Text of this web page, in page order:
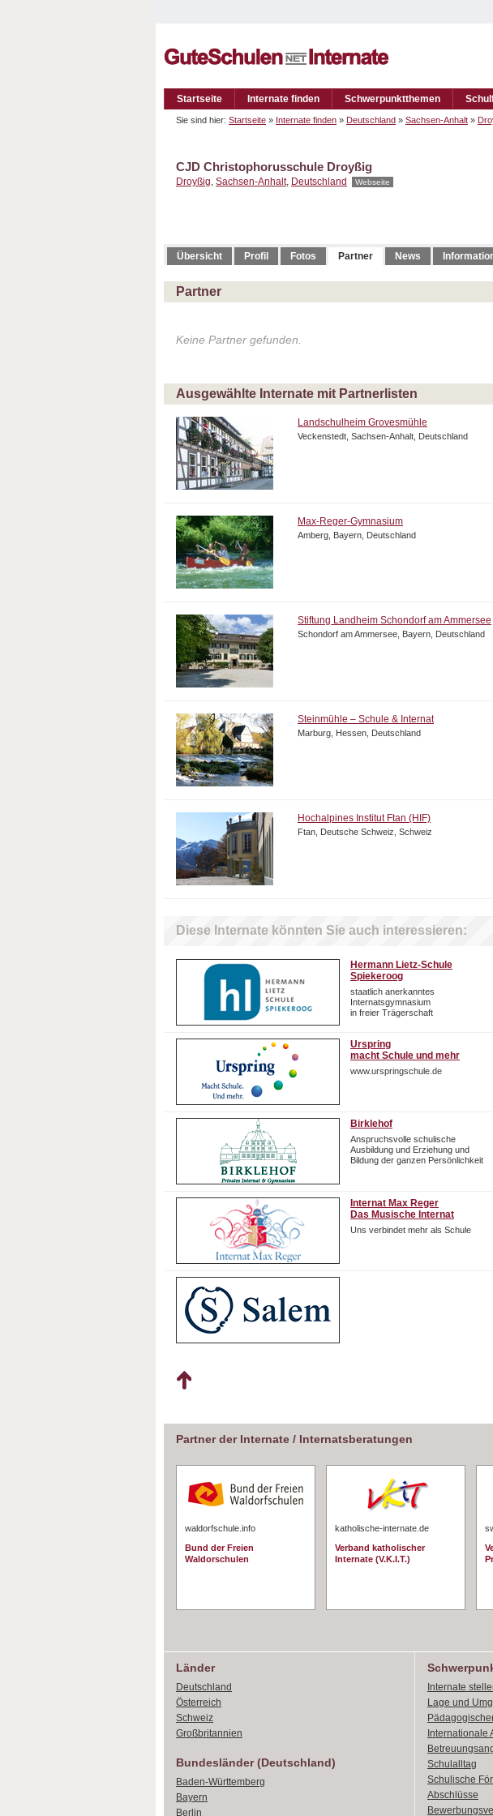
Startseite Internate finden Schwerpunktthemen
Sie sind hier: Startseite » Internate finden » Deutschland » Sachsen-Anhalt »
CJD Christophorusschule Droyßig
Droyßig, Sachsen-Anhalt, Deutschland Webseite
Übersicht Profil Fotos Partner News
Partner
Keine Partner gefunden.
Ausgewählte Internate mit Partnerlisten
Landschulheim Grovesmühle
Veckenstedt, Sachsen-Anhalt, Deutschland
Max-Reger-Gymnasium
Amberg, Bayern, Deutschland
Stiftung Landheim Schondorf am Ammersee
Schondorf am Ammersee, Bayern, Deutschland
Steinmühle – Schule & Internat
Marburg, Hessen, Deutschland
Hochalpines Institut Ftan (HIF)
Ftan, Deutsche Schweiz, Schweiz
Diese Internate könnten Sie auch interessieren:
Hermann Lietz-Schule
Spiekeroog
staatlich anerkanntes
Internatsgymnasium
in freier Trägerschaft
Urspring
macht Schule und mehr
www.urspringschule.de
Birklehof
Anspruchsvolle schulische
Ausbildung und Erziehung und
Bildung der ganzen Persönlichkeit
Internat Max Reger
Das Musische Internat
Uns verbindet mehr als Schule
Partner der Internate / Internatsberatungen
waldorfschule.info
Bund der Freien
Waldorschulen
katholische-internate.de
Verband katholischer
Internate (V.K.I.T.)
Länder
Deutschland
Österreich
Schweiz
Großbritannien
Bundesländer (Deutschland)
Baden-Württemberg
Bayern
Berlin
Internate
Lage und
Internationale
Schulalltag
Schulische
Abschlüsse